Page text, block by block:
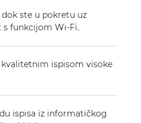
ste u pokretu uz
s funkcijom Wi-Fi.
ispisom visoke
ispisa iz informatičkog